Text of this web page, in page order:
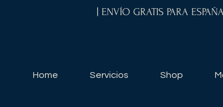
| ENVÍO GRATIS PARA
Home Servicios Shop